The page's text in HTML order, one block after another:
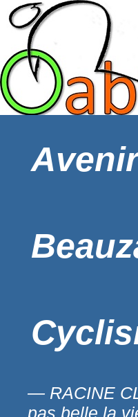
Avenir
— RACINE
pas belle la